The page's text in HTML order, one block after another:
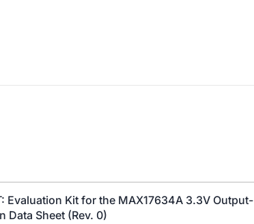
Evaluation Kit for the MAX17634A 3.3V Output-
Data Sheet (Rev. 0)